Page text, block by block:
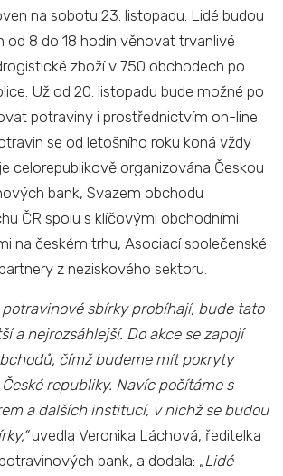
na sobotu 23. listopadu. Lidé budou
od 8 do 18 hodin věnovat trvanlivé
zboží v 750 obchodech po
Už od 20. listopadu bude možné po
potraviny i prostřednictvím on-line
se od letošního roku koná vždy
celorepublikově organizována Českou
bank, Svazem obchodu
ČR spolu s klíčovými obchodními
na českém trhu, Asociací společenské
z neziskového sektoru.
potravinové sbírky probíhají, bude tato
a nejrozsáhlejší. Do akce se zapojí
čímž budeme mít pokryty
republiky. Navíc počítáme s
a dalších institucí, v nichž se budou
uvedla Veronika Láchová, ředitelka
bank, a dodala: „Lidé